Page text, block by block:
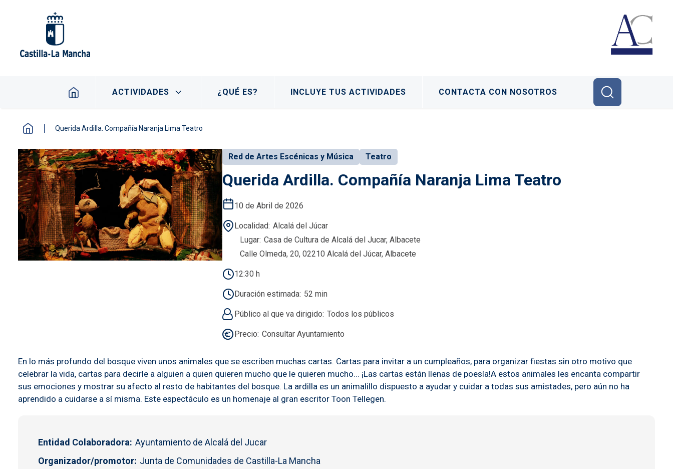
Navegación principal
ACTIVIDADES ¿QUÉ ES? INCLUYE TUS ACTIVIDADES CONTACTA CON NOSOTROS
Querida Ardilla. Compañía Naranja Lima Teatro
Red de Artes Escénicas y Música Teatro
Querida Ardilla. Compañía Naranja Lima Teatro
10 de Abril de 2026
Localidad Alcalá del Júcar
Lugar Casa de Cultura de Alcalá del Jucar, Albacete
Calle Olmeda, 20, 02210 Alcalá del Júcar, Albacete
12:30 h
Duración estimada 52 min
Público al que va dirigido Todos los públicos
Precio Consultar Ayuntamiento
En lo más profundo del bosque viven unos animales que se escriben muchas cartas. Cartas para invitar a un cumpleaños, para organizar fiestas sin otro motivo que
celebrar la vida, cartas para decirle a alguien a quien quieren mucho que le quieren mucho... ¡Las cartas están llenas de poesía!A estos animales les encanta compartir
sus emociones y mostrar su afecto al resto de habitantes del bosque. La ardilla es un animalillo dispuesto a ayudar y cuidar a todas sus amistades, pero aún no ha
aprendido a cuidarse a sí misma. Este espectáculo es un homenaje al gran escritor Toon Tellegen.
Entidad Colaboradora Ayuntamiento de Alcalá del Jucar
Organizador/promotor Junta de Comunidades de Castilla-La Mancha